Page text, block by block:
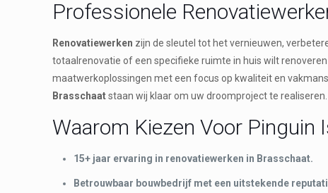
Professionele
Renovatiewerken zijn de sleutel tot het vernieuwen,
totaalrenovatie of een specifieke ruimte in huis wilt renoveren
maatwerkoplossingen met een focus op kwaliteit en
Brasschaatstaan wij klaar om uw droomproject te realiseren.
Waarom Kiezen Voor Pinguin
15+ jaar ervaring in renovatiewerken in Brasschaat.
Betrouwbaar bouwbedrijf met een uitstekende